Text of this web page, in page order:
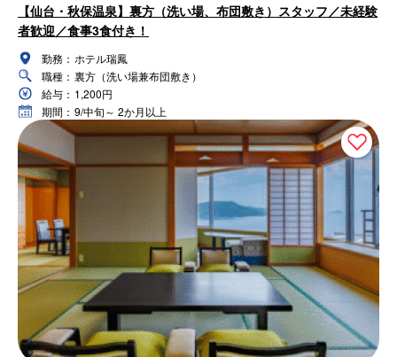
【仙台・秋保温泉】裏方（洗い場、布団敷き）スタッフ／未経験
者歓迎／食事3食付き！
勤務： ホテル瑞鳳
職種： 裏方（洗い場兼布団敷き）
給与： 1,200円
期間： 9/中旬～ 2か月以上